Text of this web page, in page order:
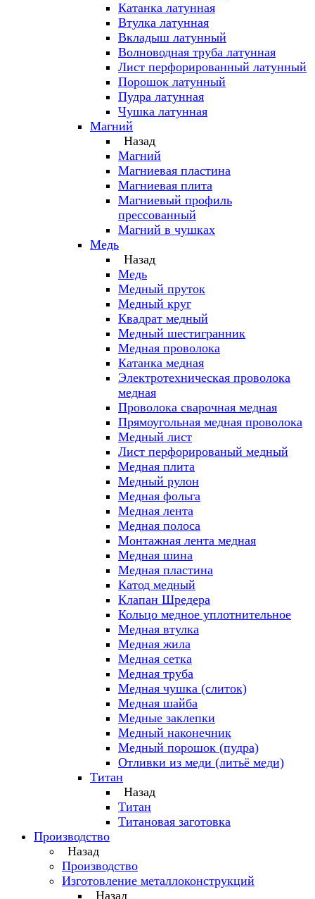
Катанка латунная
Втулка латунная
Вкладыш латунный
Волноводная труба латунная
Лист перфорированный латунный
Порошок латунный
Пудра латунная
Чушка латунная
Магний
Назад
Магний
Магниевая пластина
Магниевая плита
Магниевый профиль
прессованный
Магний в чушках
Медь
Назад
Медь
Медный пруток
Медный круг
Квадрат медный
Медный шестигранник
Медная проволока
Катанка медная
Электротехническая проволока
медная
Проволока сварочная медная
Прямоугольная медная проволока
Медный лист
Лист перфорированый медный
Медная плита
Медный рулон
Медная фольга
Медная лента
Медная полоса
Монтажная лента медная
Медная шина
Медная пластина
Катод медный
Клапан Шредера
Кольцо медное уплотнительное
Медная втулка
Медная жила
Медная сетка
Медная труба
Медная чушка (слиток)
Медная шайба
Медные заклепки
Медный наконечник
Медный порошок (пудра)
Отливки из меди (литьё меди)
Титан
Назад
Титан
Титановая заготовка
Производство
Назад
Производство
Изготовление металлоконструкций
Назад